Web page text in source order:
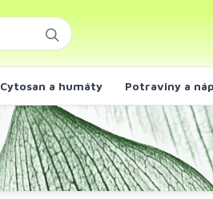
Cytosan a humáty Potraviny a